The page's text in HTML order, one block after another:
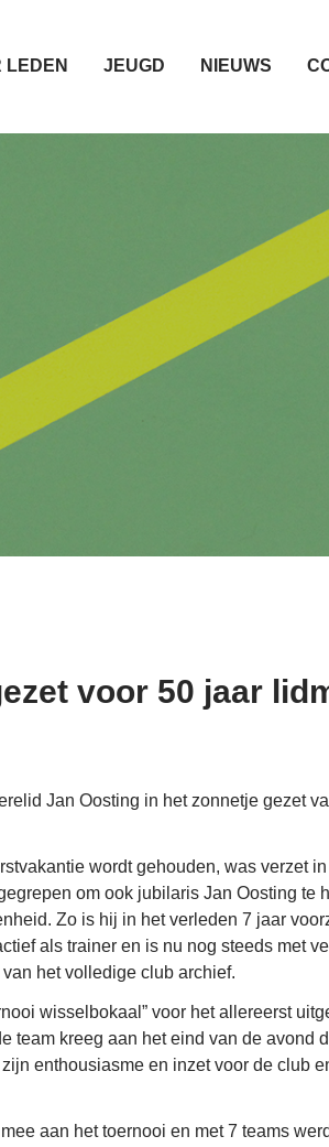
LEDEN JEUGD NIEUWS
voor 50 jaar
Jan Oosting in het zonnetje gezet
wordt gehouden, was verzet
om ook jubilaris Jan Oosting te
Zo is hij in het verleden 7 jaar
als trainer en is nu nog steeds met
het volledige club archief.
wisselbokaal” voor het allereerst
kreeg aan het eind van de avond
enthousiasme en inzet voor de club
aan het toernooi en met 7 teams